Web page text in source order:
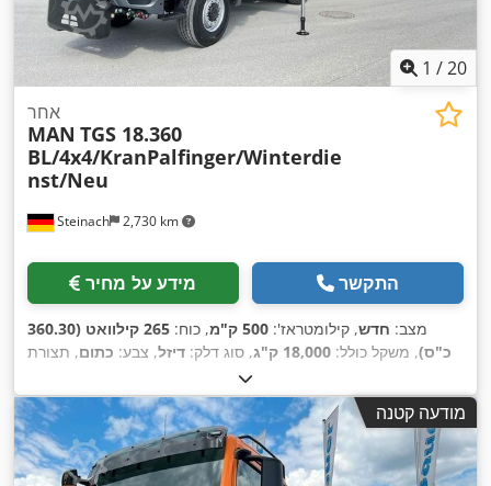
1 /20
Steinach 2,730 km
אחר
MAN TGS 18.360
BL/4x4/KranPalfinger/Winterdie
nst/Neu
מידע על מחיר התקשר
מצב: חדש, קילומטראז': 500 ק"מ , כוח:
265 קילוואט (360.30
כ"ס), משקל כולל: 18,000 ק"ג , סוג דלק: דיזל, צבע: כתום, תצורת
אוטומטי
מ"מ, אורך אזור הטעינה:4,200 מ"מ , גובה תא המטען:600 מ"מ
,
שנת ייצור:2026, ציוד:הנעה בכל הגלגלים, חימום חניה, מיזוג
אוויר, מנוף, מערכת בלימה למניעת נעילה (ABS), תכנית ייצוב
אלקטרונית (ESP),
מודעה קטנה